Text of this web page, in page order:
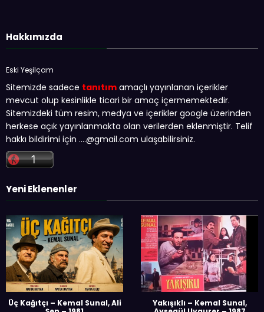
Hakkımızda
Eski Yeşilçam
Sitemizde sadece tanıtım amaçlı yayınlanan içerikler
mevcut olup kesinlikle ticari bir amaç içermemektedir.
Sitemizdeki tüm resim, medya ve içerikler google üzerinden
herkese açık yayınlanmakta olan verilerden eklenmiştir. Telif
hakkı bildirimi için ….@gmail.com ulaşabilirsiniz.
Yeni Eklenenler
Üç Kağıtçı – Kemal Sunal, Ali
Yakışıklı – Kemal Sunal,